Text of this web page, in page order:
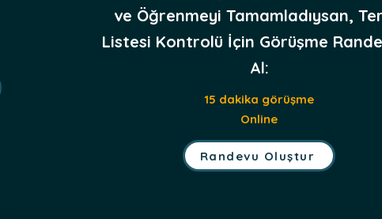
ve Öğrenmeyi Tamamladıysan,
Listesi Kontrolü İçin Görüşme
Al:
15 dakika görüşme
Online
Randevu Oluştur